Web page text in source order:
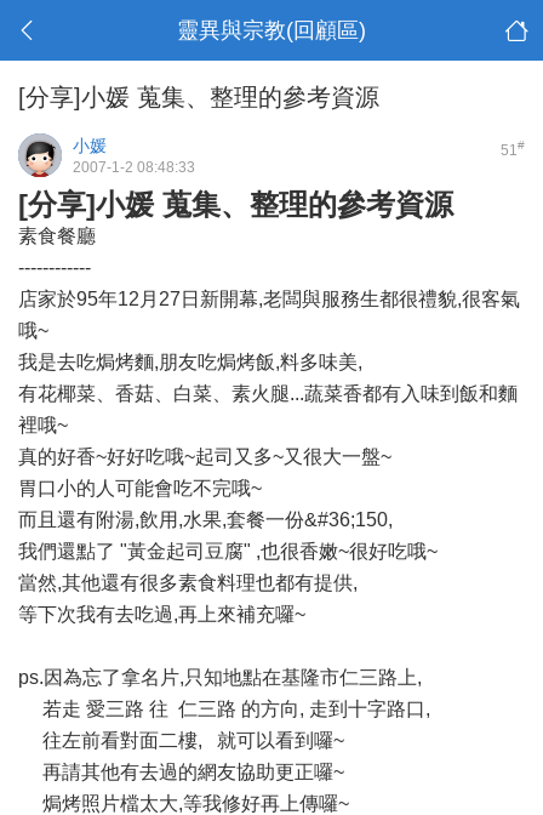
靈異與宗教(回顧區)
[分享]小媛 蒐集、整理的參考資源
51#
小媛
2007-1-2 08:48:33
[分享]小媛 蒐集、整理的參考資源
素食餐廳
------------
店家於95年12月27日新開幕,老闆與服務生都很禮貌,很客氣
哦~
我是去吃焗烤麵,朋友吃焗烤飯,料多味美,
有花椰菜、香菇、白菜、素火腿...蔬菜香都有入味到飯和麵
裡哦~
真的好香~好好吃哦~起司又多~又很大一盤~
胃口小的人可能會吃不完哦~
而且還有附湯,飲用,水果,套餐一份&#36;150,
我們還點了 "黃金起司豆腐" ,也很香嫩~很好吃哦~
當然,其他還有很多素食料理也都有提供,
等下次我有去吃過,再上來補充囉~
ps.因為忘了拿名片,只知地點在基隆市仁三路上,
若走 愛三路 往 仁三路 的方向, 走到十字路口,
往左前看對面二樓, 就可以看到囉~
再請其他有去過的網友協助更正囉~
焗烤照片檔太大,等我修好再上傳囉~